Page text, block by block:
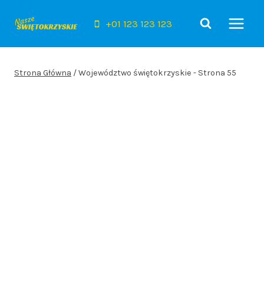
+01 123 123 123
Strona Główna /Województwo świętokrzyskie - Strona 55